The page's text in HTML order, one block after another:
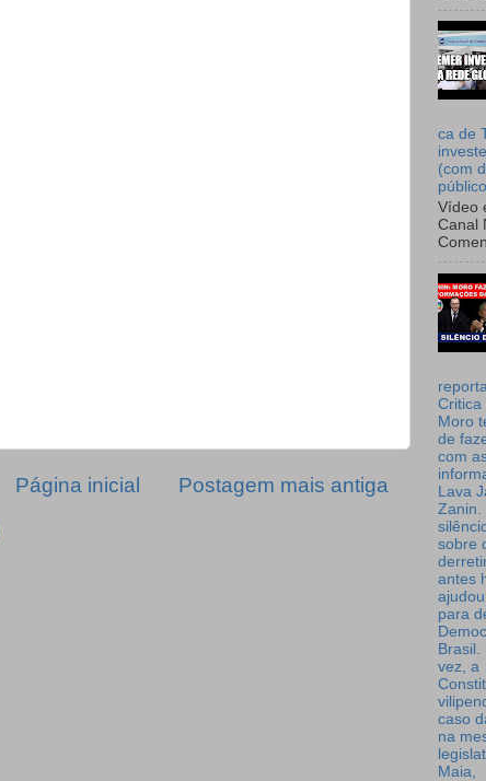
Postagem mais antiga
Página inicial
ca de
(com
Vídeo
Canal
Critica
Moro
de
com
Lava
Zanin.
sobre
antes
para
Brasil.
vez, a
caso
na
Maia,